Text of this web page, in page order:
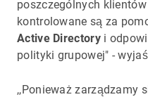
poszczególnych
kontrolowane są za
Active Directoryi
polityki grupowej" -
,,Ponieważ zarządzamy